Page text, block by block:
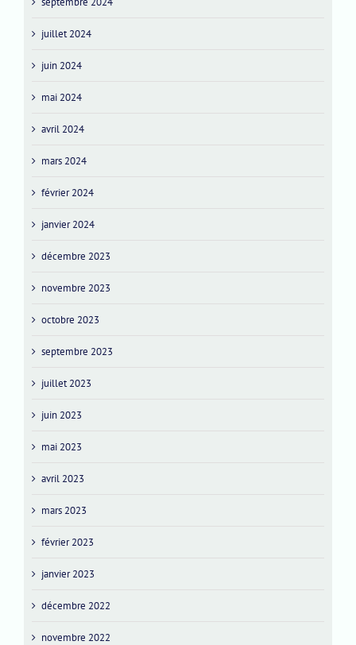
juillet 2024
juin 2024
mai 2024
avril 2024
mars 2024
février 2024
janvier 2024
décembre 2023
novembre 2023
octobre 2023
septembre 2023
juillet 2023
juin 2023
mai 2023
avril 2023
mars 2023
février 2023
janvier 2023
décembre 2022
novembre 2022